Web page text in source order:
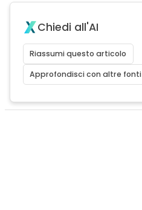
Chiedi all'AI
Riassumi questo articolo
Approfondisci con altre fonti